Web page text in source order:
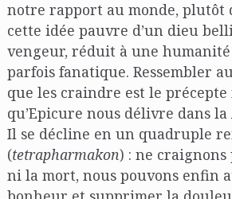
notre rapport au monde, plutôt
cette idée pauvre d’un dieu
vengeur, réduit à une
parfois fanatique. Ressembler
que les craindre est le précepte
qu’Epicure nous délivre dans la
Il se décline en un quadruple
(tetrapharmakon) : ne
ni la mort, nous pouvons enfin